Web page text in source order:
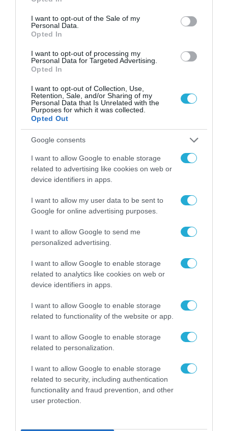
use your data for below specified purposes in below Google
consent section.
I want to opt-out of the Sale of my
Personal Data.
Opted In
I want to opt-out of processing my
Personal Data for Targeted Advertising.
Opted In
I want to opt-out of Collection, Use,
Retention, Sale, and/or Sharing of my
Personal Data that Is Unrelated with the
Purposes for which it was collected.
Opted Out
Google consents
I want to allow Google to enable storage
related to advertising like cookies on web or
device identifiers in apps.
I want to allow my user data to be sent to
Google for online advertising purposes.
I want to allow Google to send me
personalized advertising.
I want to allow Google to enable storage
related to analytics like cookies on web or
device identifiers in apps.
I want to allow Google to enable storage
related to functionality of the website or app.
I want to allow Google to enable storage
related to personalization.
I want to allow Google to enable storage
related to security, including authentication
functionality and fraud prevention, and other
user protection.
Ηνωμένα Αραβικά Εμιράτα, το Χονγκ Κονγκ
(Ειδική Διοικητική Περιοχή της Κίνας) και τη
Νότια Κορέα. Συνολικά, το 94% των
ερωτηθέντων από αυτές τις αγορές
αναφέρουν ότι χρησιμοποιούν τεχνητή
νοημοσύνη, με σχεδόν έναν στους τέσσερις
(24%) να έχει χρησιμοποιήσει ήδη αυτόνομα
συστήματα AI.
Οι υπόλοιπες περιοχές χωρίστηκαν σε
«μεταβατικές» αγορές, όπου η συνολική
υιοθέτηση είναι πιο αργή, αλλά η χρήση και
το ενδιαφέρον αρχίζουν να αυξάνονται, και
σε «βραδέως αναπτυσσόμενες» αγορές, οι
οποίες εμφανίζουν μεγαλύτερη
διστακτικότητα, μικρότερη αντίληψη της
σημασίας του AI και πιο επιλεκτική χρήση
του. Αυτές οι αγορές υστερούν κατά 12% και
15% αντίστοιχα σε σχέση με τις
«πρωτοπόρες», όσον αφορά στη συνολική
χρήση της τεχνητής νοημοσύνης, και κατά
11% και 13%, αντίστοιχα, στη χρήση
αυτόνομων συστημάτων.
εδώ.
EY ΤΕΧΝΗΤΗ ΝΟΗΜΟΣΥΝΗ